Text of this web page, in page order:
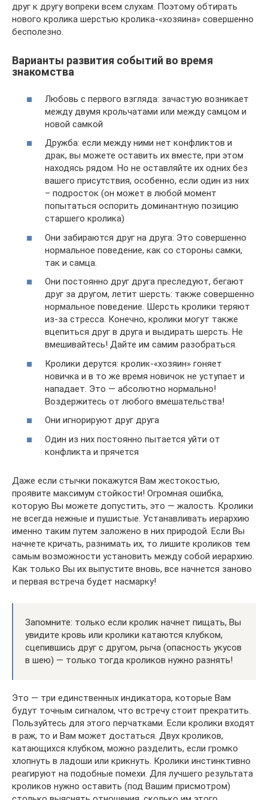
друг к другу вопреки всем слухам. Поэтому обтирать
нового кролика шерстью кролика-«хозяина» совершенно
бесполезно.
Варианты развития событий во время
знакомства
Любовь с первого взгляда: зачастую возникает
между двумя крольчатами или между самцом и
новой самкой
Дружба: если между ними нет конфликтов и
драк, вы можете оставить их вместе, при этом
находясь рядом. Но не оставляйте их одних без
вашего присутствия, особенно, если один из них
– подросток (он может в любой момент
попытаться оспорить доминантную позицию
старшего кролика)
Они забираются друг на друга: Это совершенно
нормальное поведение, как со стороны самки,
так и самца.
Они постоянно друг друга преследуют, бегают
друг за другом, летит шерсть: также совершенно
нормальное поведение. Шерсть кролики теряют
из-за стресса. Конечно, кролики могут также
вцепиться друг в друга и выдирать шерсть. Не
вмешивайтесь! Дайте им самим разобраться.
Кролики дерутся: кролик-«хозяин» гоняет
новичка и в то же время новичок не уступает и
нападает. Это — абсолютно нормально!
Воздержитесь от любого вмешательства!
Они игнорируют друг друга
Один из них постоянно пытается уйти от
конфликта и прячется
Даже если стычки покажутся Вам жестокостью,
проявите максимум стойкости! Огромная ошибка,
которую Вы можете допустить, это — жалость. Кролики
не всегда нежные и пушистые. Устанавливать иерархию
именно таким путем заложено в них природой. Если Вы
начнете кричать, разнимать их, то лишите кроликов тем
самым возможности установить между собой иерархию.
Как только Вы их выпустите вновь, все начнется заново
и первая встреча будет насмарку!
Запомните: только если кролик начнет пищать, Вы
увидите кровь или кролики катаются клубком,
сцепившись друг с другом, рыча (опасность укусов
в шею) — только тогда кроликов нужно разнять!
Это — три единственных индикатора, которые Вам
будут точным сигналом, что встречу стоит прекратить.
Пользуйтесь для этого перчатками. Если кролики входят
в раж, то и Вам может достаться. Двух кроликов,
катающихся клубком, можно разделить, если громко
хлопнуть в ладоши или крикнуть. Кролики инстинктивно
реагируют на подобные помехи. Для лучшего результата
кроликов нужно оставить (под Вашим присмотром)